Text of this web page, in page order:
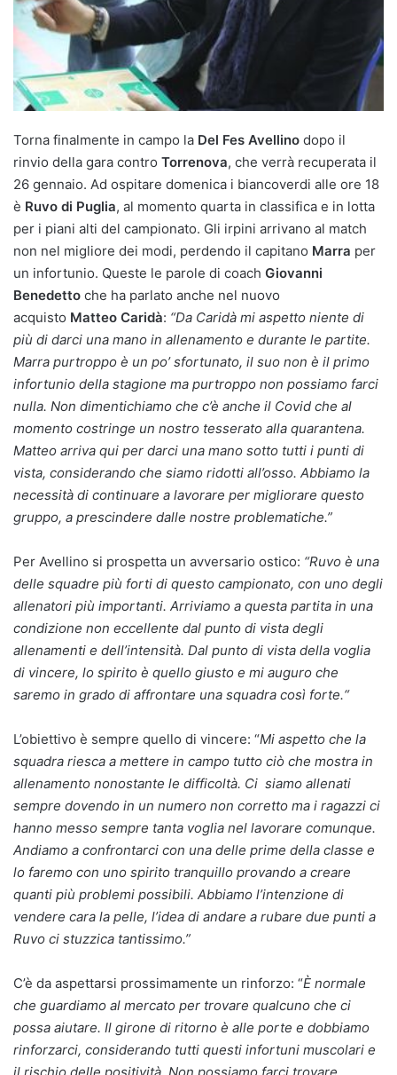
Torna finalmente in campo la Del Fes Avellino dopo il
rinvio della gara contro Torrenova, che verrà recuperata il
26 gennaio. Ad ospitare domenica i biancoverdi alle ore 18
è Ruvo di Puglia, al momento quarta in classifica e in lotta
per i piani alti del campionato. Gli irpini arrivano al match
non nel migliore dei modi, perdendo il capitano Marra per
un infortunio. Queste le parole di coach Giovanni
Benedetto che ha parlato anche nel nuovo
acquisto Matteo Caridà: “Da Caridà mi aspetto niente di
più di darci una mano in allenamento e durante le partite.
Marra purtroppo è un po’ sfortunato, il suo non è il primo
infortunio della stagione ma purtroppo non possiamo farci
nulla. Non dimentichiamo che c’è anche il Covid che al
momento costringe un nostro tesserato alla quarantena.
Matteo arriva qui per darci una mano sotto tutti i punti di
vista, considerando che siamo ridotti all’osso. Abbiamo la
necessità di continuare a lavorare per migliorare questo
gruppo, a prescindere dalle nostre problematiche.”
Per Avellino si prospetta un avversario ostico: “Ruvo è una
delle squadre più forti di questo campionato, con uno degli
allenatori più importanti. Arriviamo a questa partita in una
condizione non eccellente dal punto di vista degli
allenamenti e dell’intensità. Dal punto di vista della voglia
di vincere, lo spirito è quello giusto e mi auguro che
saremo in grado di affrontare una squadra così forte.“
L’obiettivo è sempre quello di vincere: “Mi aspetto che la
squadra riesca a mettere in campo tutto ciò che mostra in
allenamento nonostante le difficoltà. Ci siamo allenati
sempre dovendo in un numero non corretto ma i ragazzi ci
hanno messo sempre tanta voglia nel lavorare comunque.
Andiamo a confrontarci con una delle prime della classe e
lo faremo con uno spirito tranquillo provando a creare
quanti più problemi possibili. Abbiamo l’intenzione di
vendere cara la pelle, l’idea di andare a rubare due punti a
Ruvo ci stuzzica tantissimo.”
C’è da aspettarsi prossimamente un rinforzo: “È normale
che guardiamo al mercato per trovare qualcuno che ci
possa aiutare. Il girone di ritorno è alle porte e dobbiamo
rinforzarci, considerando tutti questi infortuni muscolari e